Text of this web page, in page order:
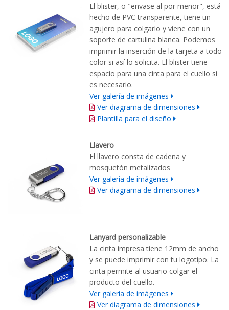
El blister, o "envase al por menor", está
hecho de PVC transparente, tiene un
agujero para colgarlo y viene con un
soporte de cartulina blanca. Podemos
imprimir la inserción de la tarjeta a todo
color si así lo solicita. El blister tiene
espacio para una cinta para el cuello si
es necesario.
Ver galería de imágenes
Ver diagrama de dimensiones
Plantilla para el diseño
Llavero
El llavero consta de cadena y
mosquetón metalizados
Ver galería de imágenes
Ver diagrama de dimensiones
Lanyard personalizable
La cinta impresa tiene 12mm de ancho
y se puede imprimir con tu logotipo. La
cinta permite al usuario colgar el
producto del cuello.
Ver galería de imágenes
Ver diagrama de dimensiones